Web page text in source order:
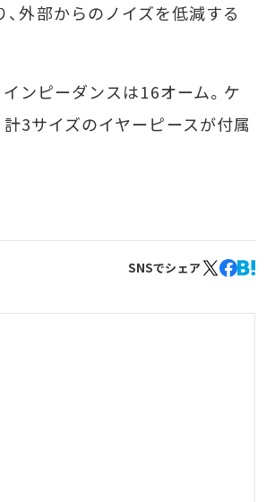
外部からのノイズを低減する
ンピーダンスは16オーム。ケ
計3サイズのイヤーピースが付属
SNSでシェア